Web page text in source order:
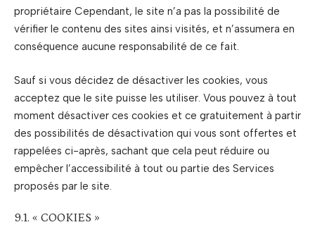
propriétaire Cependant, le site n’a pas la possibilité de
vérifier le contenu des sites ainsi visités, et n’assumera en
conséquence aucune responsabilité de ce fait.
Sauf si vous décidez de désactiver les cookies, vous
acceptez que le site puisse les utiliser. Vous pouvez à tout
moment désactiver ces cookies et ce gratuitement à partir
des possibilités de désactivation qui vous sont offertes et
rappelées ci-après, sachant que cela peut réduire ou
empêcher l’accessibilité à tout ou partie des Services
proposés par le site.
9.1. « COOKIES »